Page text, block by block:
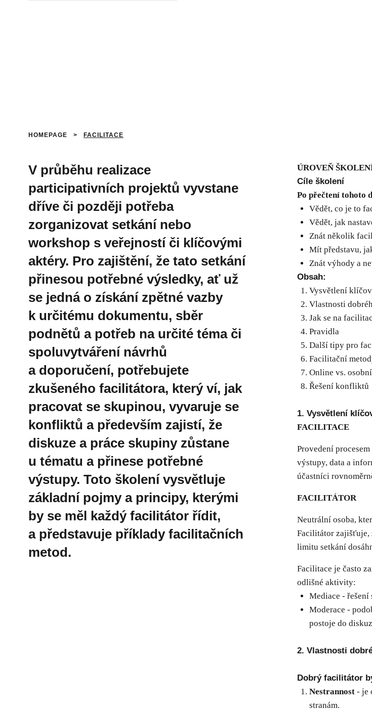
HOMEPAGE > FACILITACE
V průběhu realizace
participativních projektů vyvstane
dříve či později potřeba
zorganizovat setkání nebo
workshop s veřejností či klíčovými
aktéry. Pro zajištění, že tato setkání
přinesou potřebné výsledky, ať už
se jedná o získání zpětné vazby
k určitému dokumentu, sběr
podnětů a potřeb na určité téma či
spoluvytváření návrhů
a doporučení, potřebujete
zkušeného facilitátora, který ví, jak
pracovat se skupinou, vyvaruje se
konfliktů a především zajistí, že
diskuze a práce skupiny zůstane
u tématu a přinese potřebné
výstupy. Toto školení vysvětluje
základní pojmy a principy, kterými
by se měl každý facilitátor řídit,
a představuje příklady facilitačních
metod.
ÚROVEŇ
Cíle školení
Po přečtení tohoto
Vědět, co je to
Vědět, jak
Znát několik
Mít představu,
Znát výhody a
Obsah:
Vysvětlení
Vlastnosti
Jak se na
Pravidla
Další tipy pro
Facilitační
Online vs.
Řešení konfliktů
1. Vysvětlení
FACILITACE
Provedení
výstupy, data a
účastníci
FACILITÁTOR
Neutrální osoba,
Facilitátor zajišťuje,
limitu setkání
Facilitace je často
odlišné aktivity:
Mediace -
Moderace -
postoje do
2. Vlastnosti
Dobrý facilitátor
Nestrannost - je
stranám.